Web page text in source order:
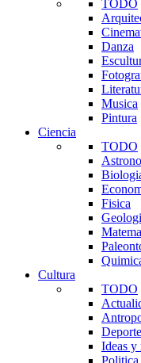
TODO
Danza
Musica
Pintura
Ciencia
TODO
Fisica
Cultura
TODO
Ideas y
Politica